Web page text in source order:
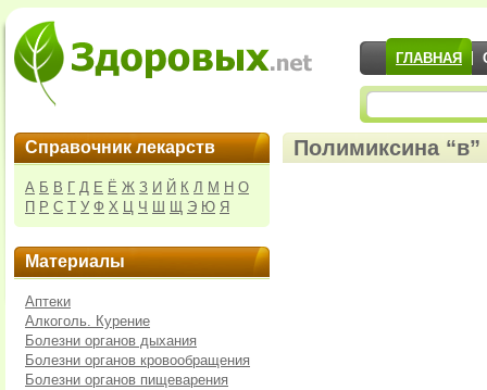
ГЛАВНАЯ
Справочник лекарств
А Б В Г Д Е Ё Ж З И Й К Л М Н О
П Р С Т У Ф Х Ц Ч Ш Щ Э Ю Я
Материалы
Аптеки
Алкоголь. Курение
Болезни органов дыхания
Болезни органов кровообращения
Болезни органов пищеварения
Полимиксина